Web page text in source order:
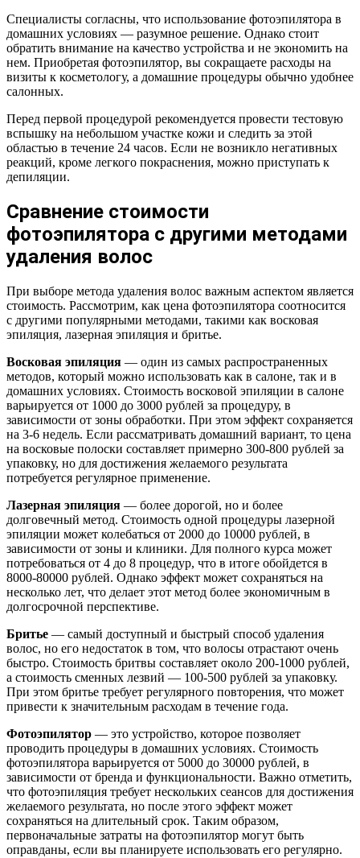
Специалисты согласны, что использование фотоэпилятора в
домашних условиях — разумное решение. Однако стоит
обратить внимание на качество устройства и не экономить на
нем. Приобретая фотоэпилятор, вы сокращаете расходы на
визиты к косметологу, а домашние процедуры обычно удобнее
салонных.
Перед первой процедурой рекомендуется провести тестовую
вспышку на небольшом участке кожи и следить за этой
областью в течение 24 часов. Если не возникло негативных
реакций, кроме легкого покраснения, можно приступать к
депиляции.
Сравнение стоимости
фотоэпилятора с другими методами
удаления волос
При выборе метода удаления волос важным аспектом является
стоимость. Рассмотрим, как цена фотоэпилятора соотносится
с другими популярными методами, такими как восковая
эпиляция, лазерная эпиляция и бритье.
Восковая эпиляция — один из самых распространенных
методов, который можно использовать как в салоне, так и в
домашних условиях. Стоимость восковой эпиляции в салоне
варьируется от 1000 до 3000 рублей за процедуру, в
зависимости от зоны обработки. При этом эффект сохраняется
на 3-6 недель. Если рассматривать домашний вариант, то цена
на восковые полоски составляет примерно 300-800 рублей за
упаковку, но для достижения желаемого результата
потребуется регулярное применение.
Лазерная эпиляция — более дорогой, но и более
долговечный метод. Стоимость одной процедуры лазерной
эпиляции может колебаться от 2000 до 10000 рублей, в
зависимости от зоны и клиники. Для полного курса может
потребоваться от 4 до 8 процедур, что в итоге обойдется в
8000-80000 рублей. Однако эффект может сохраняться на
несколько лет, что делает этот метод более экономичным в
долгосрочной перспективе.
Бритье — самый доступный и быстрый способ удаления
волос, но его недостаток в том, что волосы отрастают очень
быстро. Стоимость бритвы составляет около 200-1000 рублей,
а стоимость сменных лезвий — 100-500 рублей за упаковку.
При этом бритье требует регулярного повторения, что может
привести к значительным расходам в течение года.
Фотоэпилятор — это устройство, которое позволяет
проводить процедуры в домашних условиях. Стоимость
фотоэпилятора варьируется от 5000 до 30000 рублей, в
зависимости от бренда и функциональности. Важно отметить,
что фотоэпиляция требует нескольких сеансов для достижения
желаемого результата, но после этого эффект может
сохраняться на длительный срок. Таким образом,
первоначальные затраты на фотоэпилятор могут быть
оправданы, если вы планируете использовать его регулярно.